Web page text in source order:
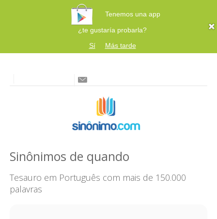
Tenemos una app
¿te gustaría probarla?
Sí
Más tarde
Sinônimos de quando
Tesauro em Português com mais de 150.000
palavras